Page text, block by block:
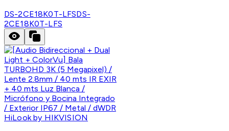
DS-2CE18K0T-LFSDS-
2CE18K0T-LFS
HiLook by HIKVISION